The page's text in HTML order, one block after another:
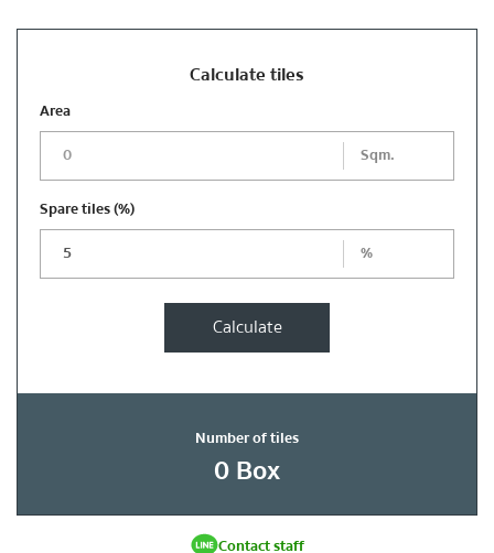
Calculate tiles
Area
Sqm.
Spare tiles(%)
%
Calculate
Number of tiles
0Box
Contact staff